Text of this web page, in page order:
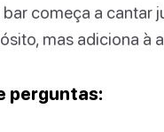
começa a cantar
mas adiciona à
perguntas: